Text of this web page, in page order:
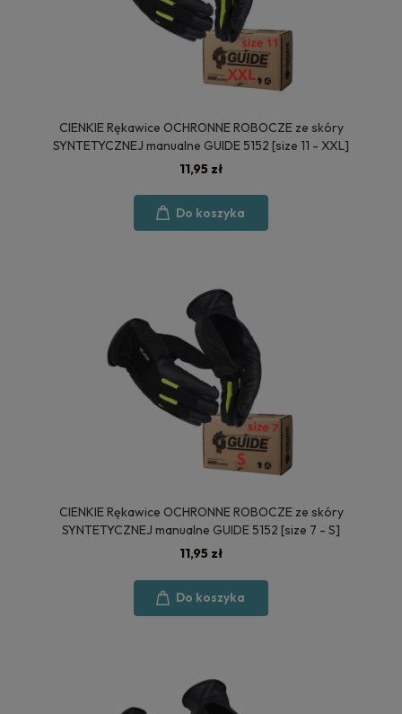
CIENKIE Rękawice OCHRONNE ROBOCZE ze skóry
SYNTETYCZNEJ manualne GUIDE 5152 [size 11 - XXL]
11,95 zł
Do koszyka
CIENKIE Rękawice OCHRONNE ROBOCZE ze skóry
SYNTETYCZNEJ manualne GUIDE 5152 [size 7 - S]
11,95 zł
Do koszyka